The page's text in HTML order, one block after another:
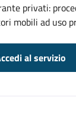
privati:
mobili ad uso
al servizio